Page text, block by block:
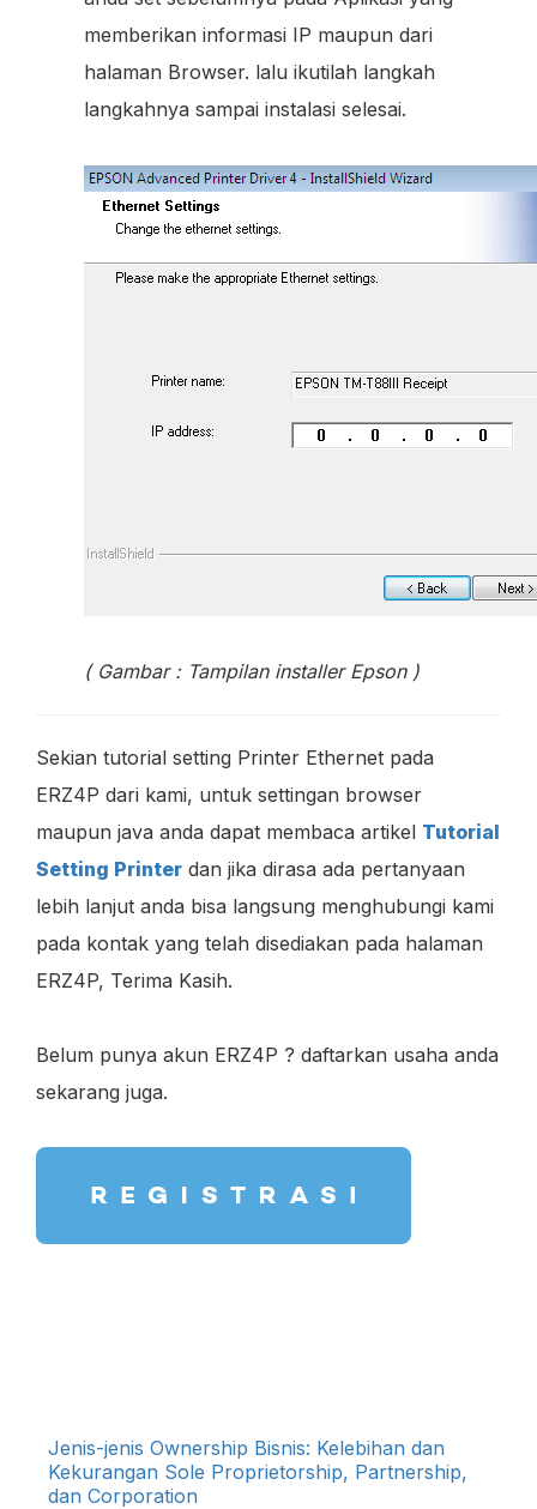
memberikan informasi IP maupun dari
halaman Browser. lalu ikutilah langkah
langkahnya sampai instalasi selesai.
( Gambar : Tampilan installer Epson )
Sekian tutorial setting Printer Ethernet pada
ERZ4P dari kami, untuk settingan browser
maupun java anda dapat membaca artikel Tutorial
Setting Printer dan jika dirasa ada pertanyaan
lebih lanjut anda bisa langsung menghubungi kami
pada kontak yang telah disediakan pada halaman
ERZ4P, Terima Kasih.
Belum punya akun ERZ4P ? daftarkan usaha anda
sekarang juga.
Jenis-jenis Ownership Bisnis: Kelebihan dan
Kekurangan Sole Proprietorship, Partnership,
dan Corporation